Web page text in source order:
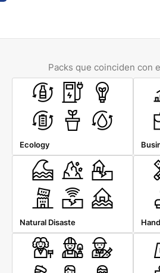
Packs que coinciden con
Ecology
Natural Disaste